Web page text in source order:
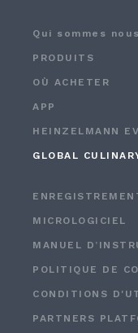
Qui sommes
PRODUITS
OÙ ACHETER
APP
HEINZELMANN
GLOBAL
MICROLOGICIEL
MANUEL
POLITIQUE DE
CONDITIONS
PARTNERS